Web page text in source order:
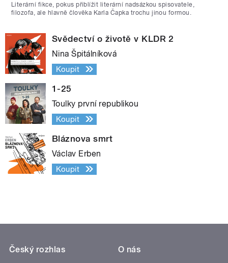
Literární fikce, pokus přiblížit literární nadsázkou spisovatele,
filozofa, ale hlavně člověka Karla Čapka trochu jinou formou.
Svědectví o životě v KLDR 2
Nina Špitálníková
Koupit
1-25
Toulky první republikou
Koupit
Bláznova smrt
Václav Erben
Koupit
Český rozhlas
O nás